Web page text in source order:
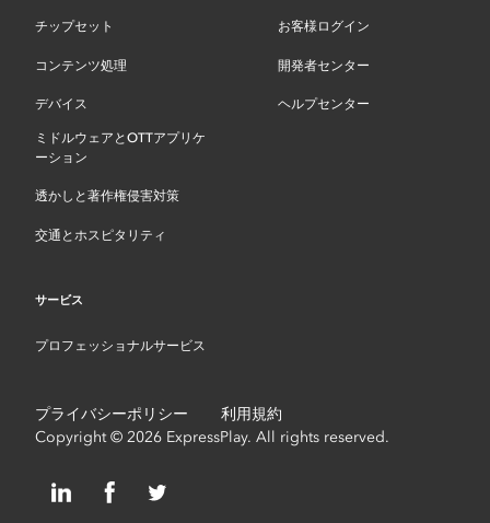
チップセット
コンテンツ処理
デバイス
ミドルウェアとOTTアプリケ
ーション
透かしと著作権侵害対策
交通とホスピタリティ
お客様ログイン
開発者センター
ヘルプセンター
サービス
プロフェッショナルサービス
プライバシーポリシー
利用規約
Copyright © 2026 ExpressPlay. All rights reserved.